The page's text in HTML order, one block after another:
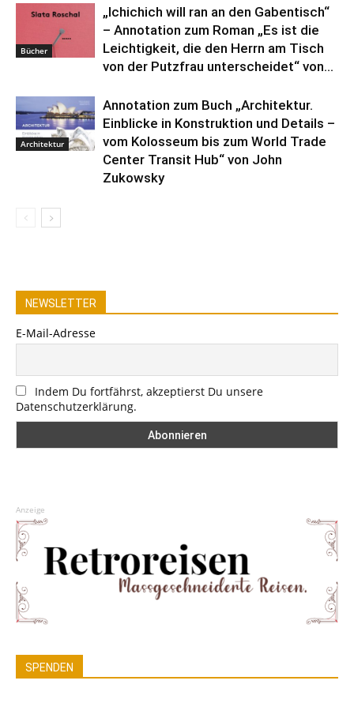
Bücher
„Ichichich will ran an den Gabentisch“
– Annotation zum Roman „Es ist die
Leichtigkeit, die den Herrn am Tisch
von der Putzfrau unterscheidet“ von...
Architektur
Annotation zum Buch „Architektur.
Einblicke in Konstruktion und Details –
vom Kolosseum bis zum World Trade
Center Transit Hub“ von John
Zukowsky
NEWSLETTER
E-Mail-Adresse
Indem Du fortfährst, akzeptierst Du unsere
Datenschutzerklärung.
Anzeige
SPENDEN